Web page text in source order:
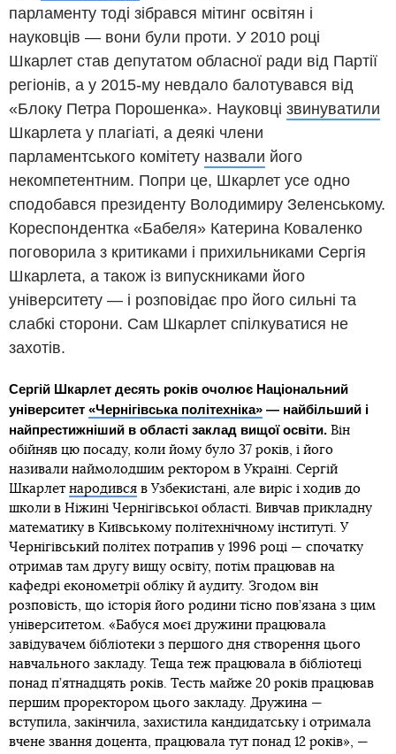
парламенту тоді зібрався мітинг освітян і
науковців ― вони були проти. У 2010 році
Шкарлет став депутатом обласної ради від Партії
регіонів, а у 2015-му невдало балотувався від
«Блоку Петра Порошенка». Науковці звинуватили
Шкарлета у плагіаті, а деякі члени
парламентського комітету назвали його
некомпетентним. Попри це, Шкарлет усе одно
сподобався президенту Володимиру Зеленському.
Кореспондентка «Бабеля» Катерина Коваленко
поговорила з критиками і прихильниками Сергія
Шкарлета, а також із випускниками його
університету — і розповідає про його сильні та
слабкі сторони. Сам Шкарлет спілкуватися не
захотів.
Сергій Шкарлет десять років очолює Національний
університет «Чернігівська політехніка» — найбільший і
найпрестижніший в області заклад вищої освіти. Він
обійняв цю посаду, коли йому було 37 років, і його
називали наймолодшим ректором в Україні. Сергій
Шкарлет народився в Узбекистані, але виріс і ходив до
школи в Ніжині Чернігівської області. Вивчав прикладну
математику в Київському політехнічному інституті. У
Чернігівський політех потрапив у 1996 році — спочатку
отримав там другу вищу освіту, потім працював на
кафедрі економетрії обліку й аудиту. Згодом він
розповість, що історія його родини тісно пов’язана з цим
університетом. «Бабуся моєї дружини працювала
завідувачем бібліотеки з першого дня створення цього
навчального закладу. Теща теж працювала в бібліотеці
понад п’ятнадцять років. Тесть майже 20 років працював
першим проректором цього закладу. Дружина —
вступила, закінчила, захистила кандидатську і отримала
вчене звання доцента, працювала тут понад 12 років», —